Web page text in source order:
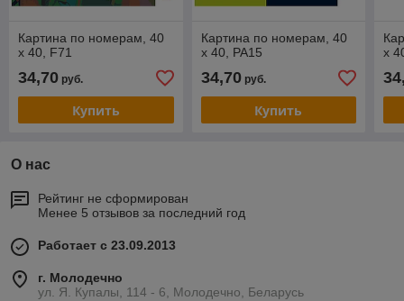
Картина по номерам, 40
x 40, F71
34,70 руб.
Купить
Картина по номерам, 40
x 40, PA15
34,70руб.
Купить
x
О нас
Рейтинг не сформирован
Менее 5 отзывов за последний год
Работает с 23.09.2013
г. Молодечно
ул. Я. Купалы, 114 - 6, Молодечно, Беларусь